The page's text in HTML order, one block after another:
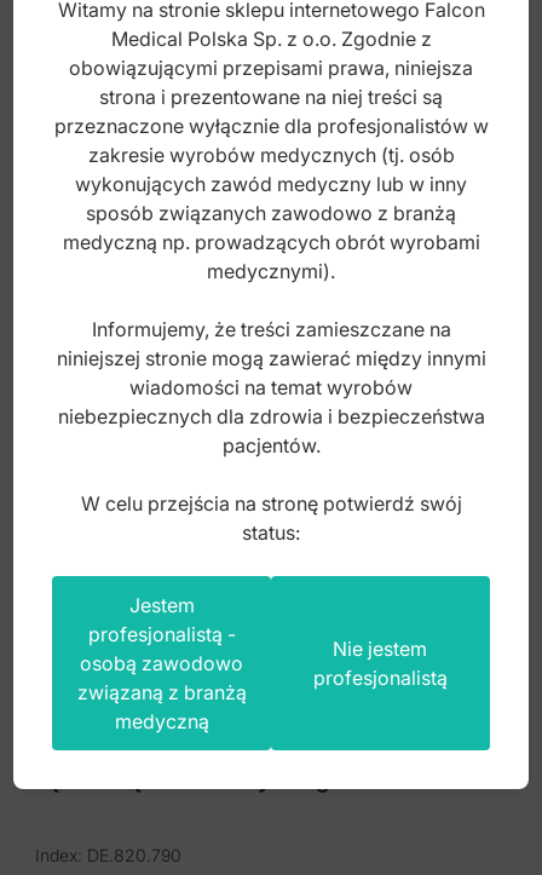
Gumka polerska syntetyczna ø22x4mm, bez
lateksu (stopień-1)
Index: ST-S093
2,70zł
Kleszcze ekstrakcyjne anatomiczne do
Index: DE.820.790
Witamy na stronie sklepu internetowego Falcon
Medical Polska Sp. z o.o. Zgodnie z
obowiązującymi przepisami prawa, niniejsza
strona i prezentowane na niej treści są
przeznaczone wyłącznie dla profesjonalistów w
zakresie wyrobów medycznych (tj. osób
wykonujących zawód medyczny lub w inny
sposób związanych zawodowo z branżą
medyczną np. prowadzących obrót wyrobami
medycznymi).
Informujemy, że treści zamieszczane na
niniejszej stronie mogą zawierać między innymi
wiadomości na temat wyrobów
niebezpiecznych dla zdrowia i bezpieczeństwa
pacjentów.
W celu przejścia na stronę potwierdź swój
status:
Jestem
profesjonalistą -
osobą zawodowo
związaną z branżą
medyczną
Nie jestem
profesjonalistą